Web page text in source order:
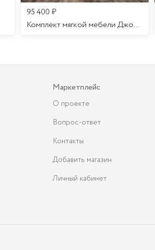
95 400 ₽
Комплект мягкой мебели Джоконда
Маркетплейс
О проекте
Вопрос-ответ
Контакты
Добавить магазин
Личный кабинет